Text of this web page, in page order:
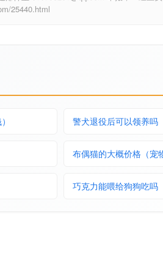
25440.html
警犬退役后可以领养吗
布偶猫的大概价格（宠
巧克力能喂给狗狗吃吗